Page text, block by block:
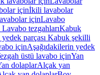
içinİkili lavabolar
içinLavabo
tezgahlarıKabuk
parçası Kabuk şekilli
içinAşağıdakilerin yedek
üstü lavabo içinYan
dolaplarAlçak yan